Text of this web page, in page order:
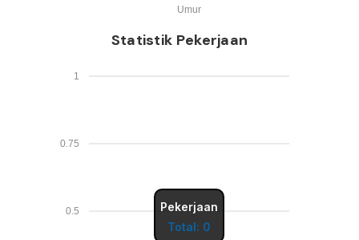
Umur
Statistik Pekerjaan
0.5
0.75
1
Pekerjaan
Total: 0